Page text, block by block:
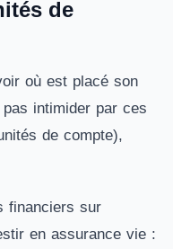
de
où est placé son
intimider par ces
de compte),
financiers sur
en assurance vie :